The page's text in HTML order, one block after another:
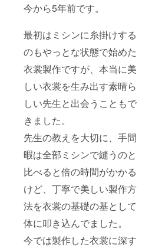
今から5年前です。
最初はミシンに糸掛けする
のもやっとな状態で始めた
衣裳製作ですが、本当に美
しい衣裳を生み出す素晴ら
しい先生と出会うこともで
きました。
先生の教えを大切に、手間
暇は全部ミシンで縫うのと
比べると倍の時間がかかる
けど、丁寧で美しい製作方
法を衣裳の基礎の基として
体に叩き込んでました。
今では製作した衣裳に深す